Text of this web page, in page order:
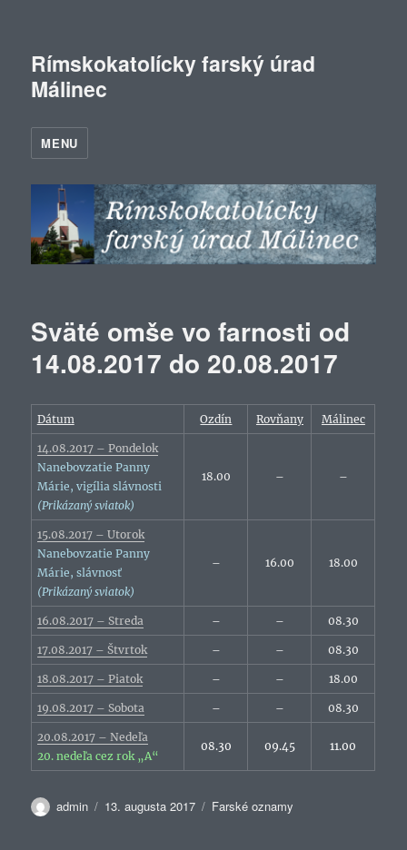
Rímskokatolícky farský úrad
Málinec
MENU
Sväté omše vo farnosti od
14.08.2017 do 20.08.2017
Dátum Ozdín Rovňany Málinec
14.08.2017 – Pondelok
Nanebovzatie Panny
Márie, vigília slávnosti
(Prikázaný sviatok)
18.00 – –
15.08.2017 – Utorok
Nanebovzatie Panny
Márie, slávnosť
(Prikázaný sviatok)
– 16.00 18.00
16.08.2017 – Streda – – 08.30
17.08.2017 – Štvrtok – – 08.30
18.08.2017 – Piatok – – 18.00
19.08.2017 – Sobota – – 08.30
20.08.2017 – Nedeľa
20. nedeľa cez rok „A“
08.30 09.45 11.00
Autor
admin Publikované
13. augusta 2017 Kategórie
Farské oznamy